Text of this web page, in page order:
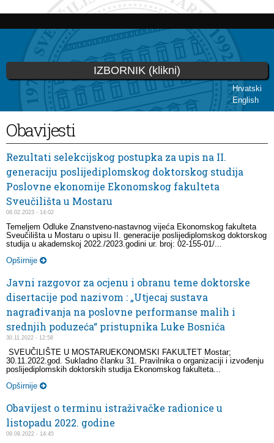
Skip to
content
Hrvatski
English
IZBORNIK (klikni)
You are here
Obavijesti
Rezultati selekcijskog postupka za upis na II.
generaciju poslijediplomskog doktorskog studija
Poslovne ekonomije Ekonomskog fakulteta
Sveučilišta u Mostaru
08.02.2023 - 14:02
Temeljem Odluke Znanstveno-nastavnog vijeća Ekonomskog fakulteta
Sveučilišta u Mostaru o upisu II. generacije poslijediplomskog doktorskog
studija u akademskoj 2022./2023.godini ur. broj: 02-155-01/...
Opširnije
Javni razgovor za ocjenu i obranu teme doktorske
disertacije pod nazivom : „Utjecaj sustava
nagrađivanja na poslovne performanse malih i
srednjih poduzeća“ pristupnika Luke Bosnića
30.11.2022 - 12:58
SVEUČILIŠTE U MOSTARUEKONOMSKI FAKULTET Mostar;
30.11.2022.god. Sukladno članku 31. Pravilnika o organizaciji i izvođenju
poslijediplomskih doktorskih studija Ekonomskog fakulteta...
Opširnije
Obavijest o terminu istraživačke radionice u
listopadu 2022. godine
09.09.2022 - 14:45